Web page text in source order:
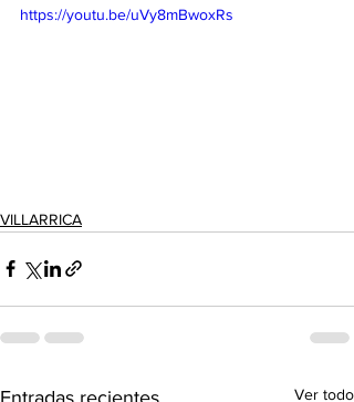
https://youtu.be/uVy8mBwoxRs
VILLARRICA
Entradas recientes Ver todo